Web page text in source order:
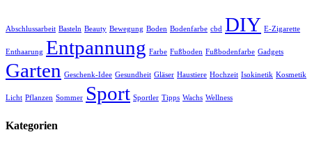
Abschlussarbeit Basteln Beauty Bewegung Boden Bodenfarbe cbd DIY E-Zigarette
Enthaarung Entpannung Farbe Fußboden Fußbodenfarbe Gadgets
Garten Geschenk-Idee Gesundheit Gläser Haustiere Hochzeit Isokinetik Kosmetik
Licht Pflanzen Sommer Sport Sportler Tipps Wachs Wellness
Kategorien